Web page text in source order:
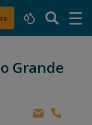
☰
×
Grande